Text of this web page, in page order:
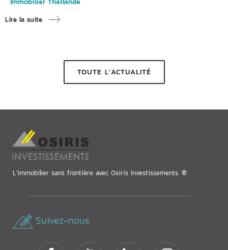
Lire la suite
TOUTE L'ACTUALITÉ
L'immobilier sans frontière avec Osiris Investissements. ®
Suivez-nous